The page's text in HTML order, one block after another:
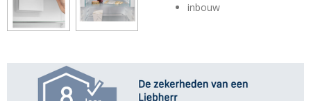
inbouw